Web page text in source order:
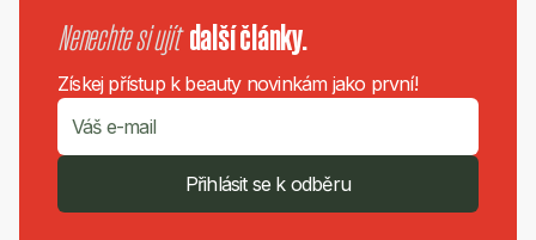
Nenechte si ujít další články.
Získej přístup k beauty novinkám jako první!
Přihlásit se k odběru